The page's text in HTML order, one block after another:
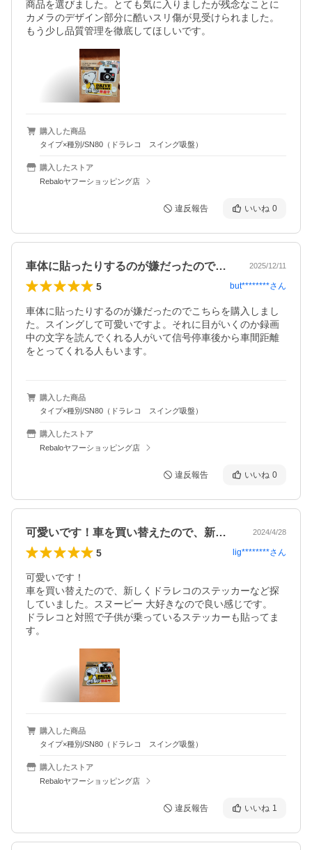
商品を選びました。とても気に入りましたが残念なことに
カメラのデザイン部分に酷いスリ傷が見受けられました。
もう少し品質管理を徹底してほしいです。
購入した商品
タイプ×種別/SN80（ドラレコ スイング吸盤）
購入したストア
Rebaloヤフーショッピング店
違反報告 いいね 0
車体に貼ったりするのが嫌だったのでこち… 2025/12/11
5 but********さん
車体に貼ったりするのが嫌だったのでこちらを購入しまし
た。スイングして可愛いですよ。それに目がいくのか録画
中の文字を読んでくれる人がいて信号停車後から車間距離
をとってくれる人もいます。
購入した商品
タイプ×種別/SN80（ドラレコ スイング吸盤）
購入したストア
Rebaloヤフーショッピング店
違反報告 いいね 0
可愛いです！車を買い替えたので、新しく… 2024/4/28
5 lig********さん
可愛いです！
車を買い替えたので、新しくドラレコのステッカーなど探
していました。スヌーピー 大好きなので良い感じです。
ドラレコと対照で子供が乗っているステッカーも貼ってま
す。
購入した商品
タイプ×種別/SN80（ドラレコ スイング吸盤）
購入したストア
Rebaloヤフーショッピング店
違反報告 いいね 1